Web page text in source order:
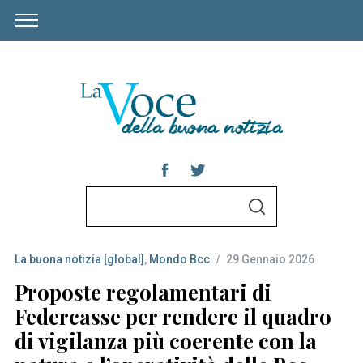
r
c
h
f
o
S
C
H
La buona notizia [global] , Mondo Bcc 29 Gennaio 2026
Proposte regolamentari di
Federcasse per rendere il quadro
di vigilanza più coerente con la